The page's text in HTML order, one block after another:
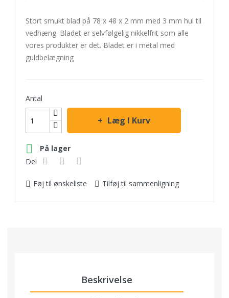
Stort smukt blad på 78 x 48 x 2 mm med 3 mm hul til
vedhæng. Bladet er selvfølgelig nikkelfrit som alle
vores produkter er det. Bladet er i metal med
guldbelægning
Antal
Læg I Kurv

På lager
Del
Føj til ønskeliste Tilføj til sammenligning
Beskrivelse